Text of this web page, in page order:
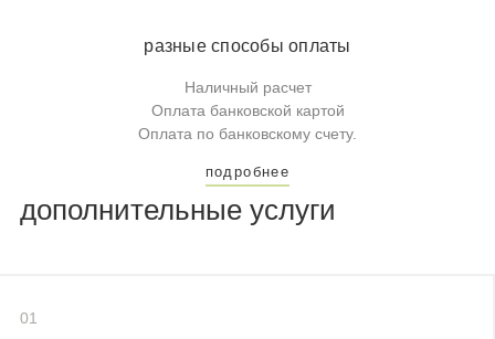
разные способы оплаты
Наличный расчет
Оплата банковской картой
Оплата по банковскому счету.
подробнее
дополнительные услуги
01